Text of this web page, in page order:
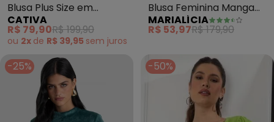
Blusa Plus Size em
Viscose (Verde Claro)
CATIVA
R$ 79,90R$ 199,90
ou 2x de R$ 39,95 sem juros
Blusa Feminina Manga
Bufante Lurex (Verde)
MARIALÍCIA
R$ 53,97R$ 179,90
-25% -50%